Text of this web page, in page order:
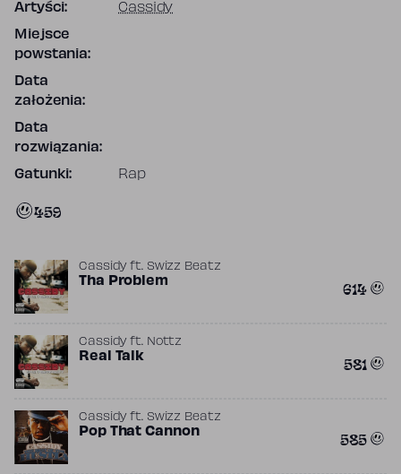
Artyści: Cassidy
Miejsce
powstania:
Data
założenia:
Data
rozwiązania:
Gatunki: Rap
459
Cassidyft. Swizz Beatz
Tha Problem 614
Cassidyft. Nottz
Real Talk 581
Cassidyft. Swizz Beatz
Pop That Cannon 585